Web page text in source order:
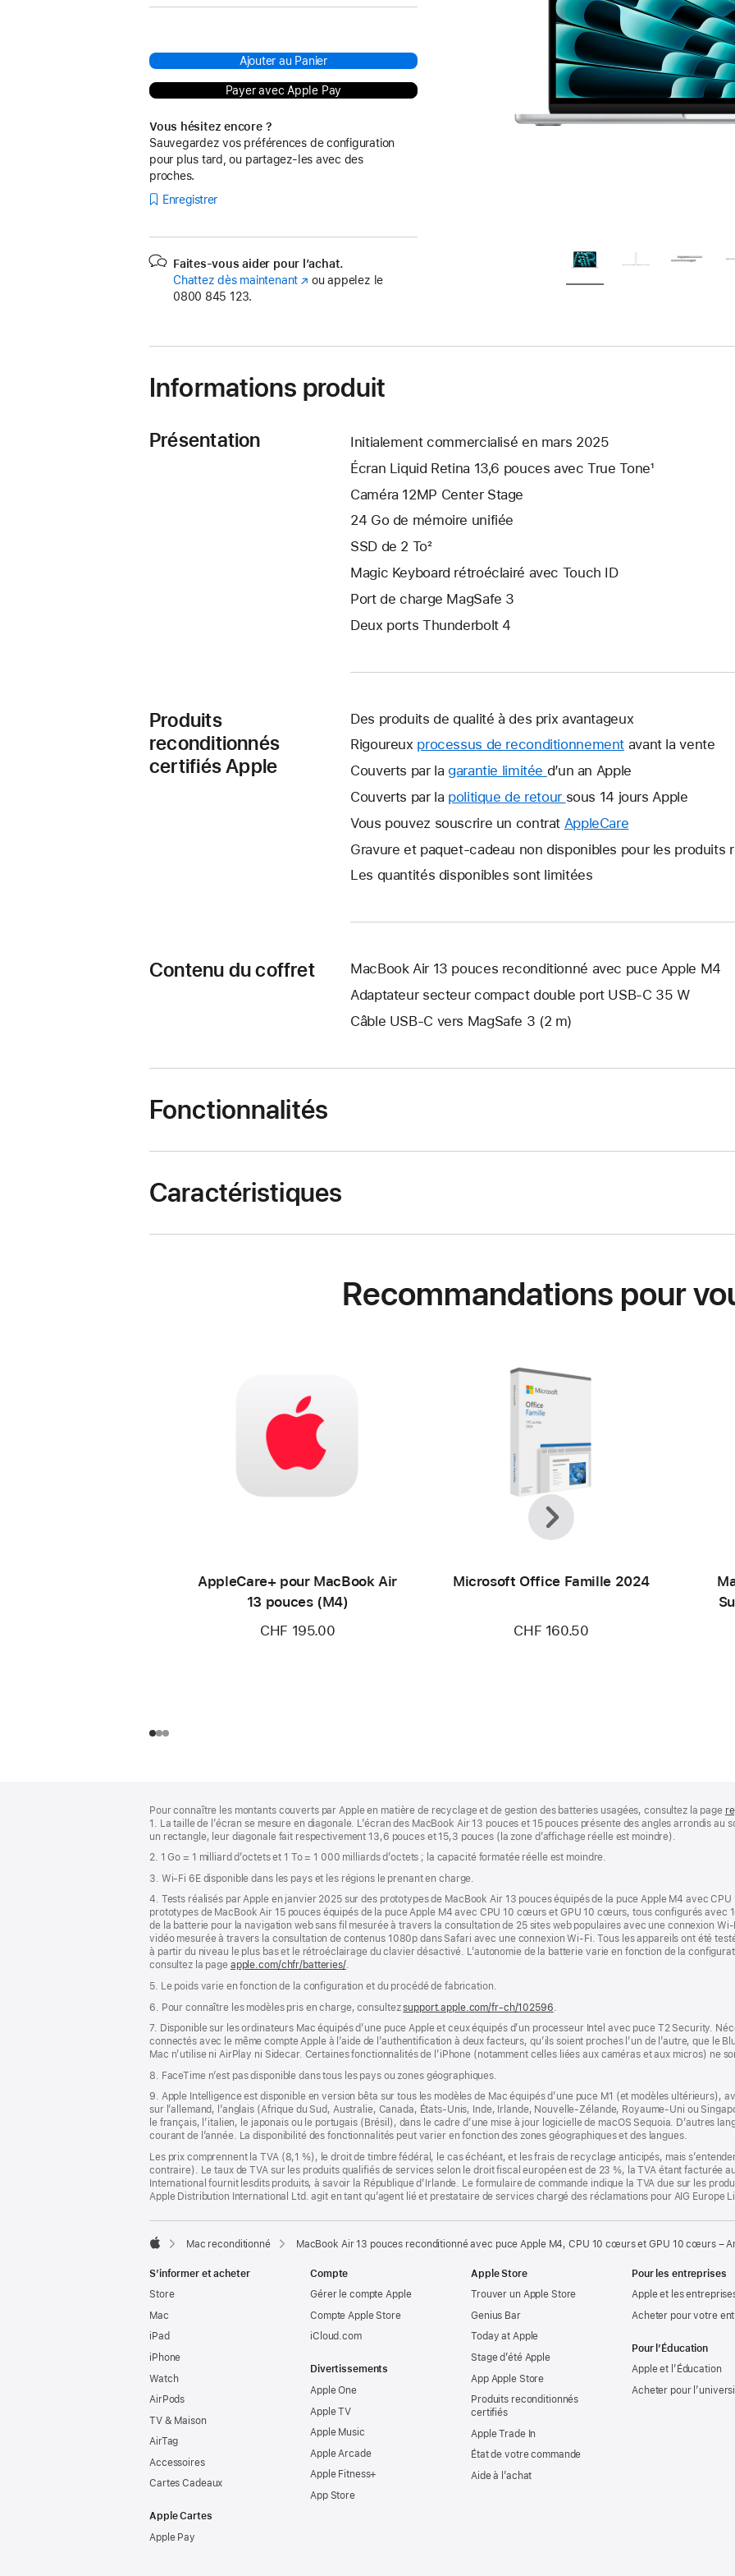
Ajouter au Panier
Payer avec Apple Pay
Vous hésitez encore ?
Sauvegardez vos préférences de configuration
pour plus tard, ou partagez-les avec des
proches.
Enregistrer
Faites-vous aider pour l’achat.
Chattez dès maintenant (s’ouvre
fenêtre)
ou appelez le
0800 845 123.
Informations produit
Présentation
Initialement commercialisé en mars 2025
Écran Liquid Retina 13,6 pouces avec True Tone¹
Caméra 12MP Center Stage
24 Go de mémoire unifiée
SSD de 2 To²
Magic Keyboard rétroéclairé avec Touch ID
Port de charge MagSafe 3
Deux ports Thunderbolt 4
Produits
reconditionnés
certifiés Apple
Des produits de qualité à des prix avantageux
Rigoureux processus de reconditionnement avant la vente
Couverts par la garantie limitée Une
nouvelle
s’ouvre.
d’un an Apple
Couverts par la politique de retour Une
nouvelle
s’ouvre.
sous 14 jours Apple
Vous pouvez souscrire un contrat AppleCare
nouvelle
Gravure et paquet-cadeau non disponibles pour les produits
Les quantités disponibles sont limitées
Contenu du coffret
MacBook Air 13 pouces reconditionné avec puce Apple M4
Adaptateur secteur compact double port USB-C 35 W
Câble USB-C vers MagSafe 3 (2 m)
Fonctionnalités
Caractéristiques
Recommandations pour
AppleCare+ pour MacBook Air
13 pouces (M4)
CHF 195.00
Microsoft Office Famille 2024
CHF 160.50
Précédent
Suivant
de
page
de
bas
page
Pour connaître les montants couverts par Apple en matière de recyclage et de gestion des batteries usagées, consultez la page
1. La taille de l’écran se mesure en diagonale. L’écran des MacBook Air 13 pouces et 15 pouces présente des angles arrondis au
un rectangle, leur diagonale fait respectivement 13,6 pouces et 15,3 pouces (la zone d’affichage réelle est moindre).
2. 1 Go = 1 milliard d’octets et 1 To = 1 000 milliards d’octets ; la capacité formatée réelle est moindre.
3. Wi-Fi 6E disponible dans les pays et les régions le prenant en charge.
4. Tests réalisés par Apple en janvier 2025 sur des prototypes de MacBook Air 13 pouces équipés de la puce Apple M4 avec
prototypes de MacBook Air 15 pouces équipés de la puce Apple M4 avec CPU 10 cœurs et GPU 10 cœurs, tous configurés avec
de la batterie pour la navigation web sans fil mesurée à travers la consultation de 25 sites web populaires avec une connexion
vidéo mesurée à travers la consultation de contenus 1080p dans Safari avec une connexion Wi-Fi. Tous les appareils ont été
à partir du niveau le plus bas et le rétroéclairage du clavier désactivé. L’autonomie de la batterie varie en fonction de la
consultez la page apple.com/chfr/batteries/.
5. Le poids varie en fonction de la configuration et du procédé de fabrication.
6. Pour connaître les modèles pris en charge, consultezsupport.apple.com/fr-ch/102596
7. Disponible sur les ordinateurs Mac équipés d’une puce Apple et ceux équipés d’un processeur Intel avec puce T2 Security.
connectés avec le même compte Apple à l’aide de l’authentification à deux facteurs, qu’ils soient proches l’un de l’autre, que le
Mac n’utilise ni AirPlay ni Sidecar. Certaines fonctionnalités de l’iPhone (notamment celles liées aux caméras et aux micros) ne
8. FaceTime n’est pas disponible dans tous les pays ou zones géographiques.
9. Apple Intelligence est disponible en version bêta sur tous les modèles de Mac équipés d’une puce M1 (et modèles ultérieurs),
sur l’allemand, l’anglais (Afrique du Sud, Australie, Canada, États-Unis, Inde, Irlande, Nouvelle-Zélande, Royaume-Uni ou
le français, l’italien, le japonais ou le portugais (Brésil), dans le cadre d’une mise à jour logicielle de macOS Sequoia. D’autres
courant de l’année. La disponibilité des fonctionnalités peut varier en fonction des zones géographiques et des langues.
Les prix comprennent la TVA (8,1 %), le droit de timbre fédéral, le cas échéant, et les frais de recyclage anticipés, mais
contraire). Le taux de TVA sur les produits qualifiés de services selon le droit fiscal européen est de 23 %, la TVA étant facturée
International fournit lesdits produits, à savoir la République d’Irlande. Le formulaire de commande indique la TVA due sur les
Apple Distribution International Ltd. agit en tant qu’agent lié et prestataire de services chargé des réclamations pour AIG Europe
Mac reconditionné MacBook Air 13 pouces reconditionné avec puce Apple M4, CPU 10 cœurs et GPU 10 cœurs –
S’informer et acheter
Store
Mac
iPad
iPhone
Watch
AirPods
TV & Maison
AirTag
Accessoires
Cartes Cadeaux
Apple Cartes
Apple Pay
Compte
Gérer le compte Apple
Compte Apple Store
iCloud.com
Divertissements
Apple One
Apple TV
Apple Music
Apple Arcade
Apple Fitness+
App Store
Apple Store
Trouver un Apple Store
Genius Bar
Today at Apple
Stage d’été Apple
App Apple Store
Produits reconditionnés
certifiés
Apple Trade In
État de votre commande
Aide à l’achat
Pour les entreprises
Apple et les
Acheter pour votre
Pour l’Éducation
Apple et l’Éducation
Acheter pour